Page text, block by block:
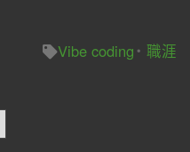
Vibe coding
職涯